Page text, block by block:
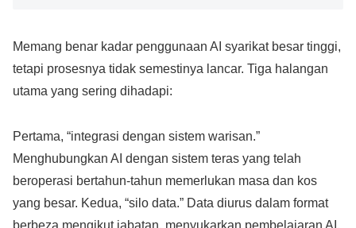
Memang benar kadar penggunaan AI syarikat besar tinggi,
tetapi prosesnya tidak semestinya lancar. Tiga halangan
utama yang sering dihadapi:
Pertama, “integrasi dengan sistem warisan.”
Menghubungkan AI dengan sistem teras yang telah
beroperasi bertahun-tahun memerlukan masa dan kos
yang besar. Kedua, “silo data.” Data diurus dalam format
berbeza mengikut jabatan, menyukarkan pembelajaran AI.